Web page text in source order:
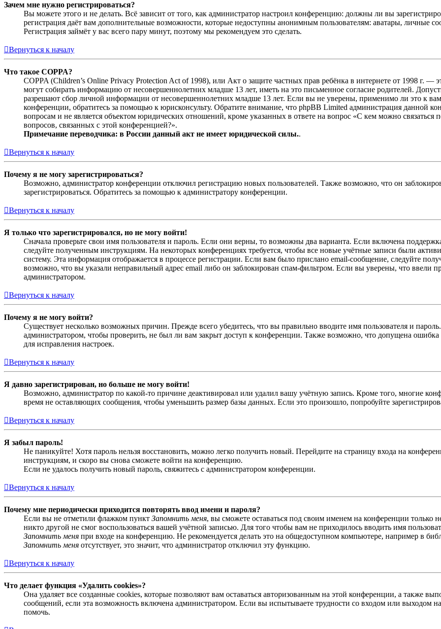
Зачем мне нужно регистрироваться?
Вы можете этого и не делать. Всё зависит от того, как администратор настроил конференцию: должны ли вы
регистрация даёт вам дополнительные возможности, которые недоступны анонимным пользователям: аватары, личные
Регистрация займёт у вас всего пару минут, поэтому мы рекомендуем это сделать.
Вернуться к началу
Что такое COPPA?
COPPA (Children’s Online Privacy Protection Act of 1998), или Акт о защите частных прав ребёнка в интернете от 1998 г.
могут собирать информацию от несовершеннолетних младше 13 лет, иметь на это письменное согласие родителей.
разрешают сбор личной информации от несовершеннолетних младше 13 лет. Если вы не уверены, применимо ли это к
конференции, обратитесь за помощью к юрисконсульту. Обратите внимание, что phpBB Limited администрация данной
вопросам и не является объектом юридических отношений, кроме указанных в ответе на вопрос «С кем можно связаться
вопросов, связанных с этой конференцией?».
Примечание переводчика: в России данный акт не имеет юридической силы..
Вернуться к началу
Почему я не могу зарегистрироваться?
Возможно, администратор конференции отключил регистрацию новых пользователей. Также возможно, что он
зарегистрироваться. Обратитесь за помощью к администратору конференции.
Вернуться к началу
Я только что зарегистрировался, но не могу войти!
Сначала проверьте свои имя пользователя и пароль. Если они верны, то возможны два варианта. Если включена
следуйте полученным инструкциям. На некоторых конференциях требуется, чтобы все новые учётные записи были
систему. Эта информация отображается в процессе регистрации. Если вам было прислано email-сообщение, следуйте
возможно, что вы указали неправильный адрес email либо он заблокирован спам-фильтром. Если вы уверены, что ввели
администратором.
Вернуться к началу
Почему я не могу войти?
Существует несколько возможных причин. Прежде всего убедитесь, что вы правильно вводите имя пользователя и
администратором, чтобы проверить, не был ли вам закрыт доступ к конференции. Также возможно, что допущена
для исправления настроек.
Вернуться к началу
Я давно зарегистрирован, но больше не могу войти!
Возможно, администратор по какой-то причине деактивировал или удалил вашу учётную запись. Кроме того, многие
время не оставляющих сообщения, чтобы уменьшить размер базы данных. Если это произошло, попробуйте
Вернуться к началу
Я забыл пароль!
Не паникуйте! Хотя пароль нельзя восстановить, можно легко получить новый. Перейдите на страницу входа на
инструкциям, и скоро вы снова сможете войти на конференцию.
Если не удалось получить новый пароль, свяжитесь с администратором конференции.
Вернуться к началу
Почему мне периодически приходится повторять ввод имени и пароля?
Если вы не отметили флажком пункт Запомнить меня, вы сможете оставаться под своим именем на конференции только
никто другой не смог воспользоваться вашей учётной записью. Для того чтобы вам не приходилось вводить имя
Запомнить меня при входе на конференцию. Не рекомендуется делать это на общедоступном компьютере, например в
Запомнить меня отсутствует, это значит, что администратор отключил эту функцию.
Вернуться к началу
Что делает функция «Удалить cookies»?
Она удаляет все созданные cookies, которые позволяют вам оставаться авторизованным на этой конференции, а также
сообщений, если эта возможность включена администратором. Если вы испытываете трудности со входом или выходом
помочь.